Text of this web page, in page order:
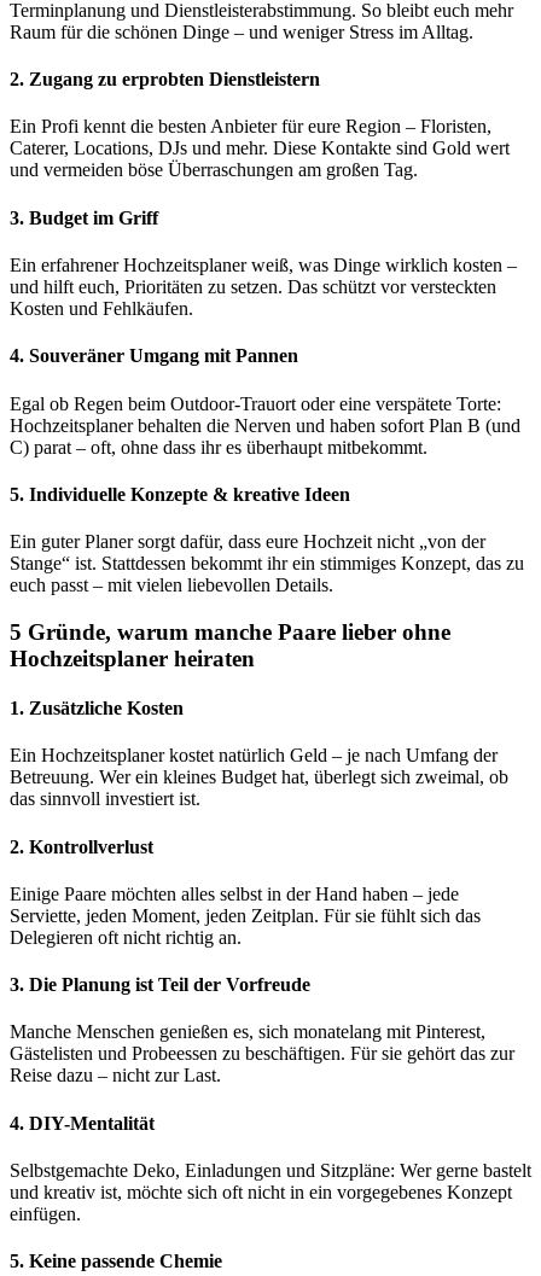
Terminplanung und Dienstleisterabstimmung. So bleibt euch mehr
Raum für die schönen Dinge – und weniger Stress im Alltag.
2. Zugang zu erprobten Dienstleistern
Ein Profi kennt die besten Anbieter für eure Region – Floristen,
Caterer, Locations, DJs und mehr. Diese Kontakte sind Gold wert
und vermeiden böse Überraschungen am großen Tag.
3. Budget im Griff
Ein erfahrener Hochzeitsplaner weiß, was Dinge wirklich kosten –
und hilft euch, Prioritäten zu setzen. Das schützt vor versteckten
Kosten und Fehlkäufen.
4. Souveräner Umgang mit Pannen
Egal ob Regen beim Outdoor-Trauort oder eine verspätete Torte:
Hochzeitsplaner behalten die Nerven und haben sofort Plan B (und
C) parat – oft, ohne dass ihr es überhaupt mitbekommt.
5. Individuelle Konzepte & kreative Ideen
Ein guter Planer sorgt dafür, dass eure Hochzeit nicht „von der
Stange“ ist. Stattdessen bekommt ihr ein stimmiges Konzept, das zu
euch passt – mit vielen liebevollen Details.
5 Gründe, warum manche Paare lieber ohne
Hochzeitsplaner heiraten
1. Zusätzliche Kosten
Ein Hochzeitsplaner kostet natürlich Geld – je nach Umfang der
Betreuung. Wer ein kleines Budget hat, überlegt sich zweimal, ob
das sinnvoll investiert ist.
2. Kontrollverlust
Einige Paare möchten alles selbst in der Hand haben – jede
Serviette, jeden Moment, jeden Zeitplan. Für sie fühlt sich das
Delegieren oft nicht richtig an.
3. Die Planung ist Teil der Vorfreude
Manche Menschen genießen es, sich monatelang mit Pinterest,
Gästelisten und Probeessen zu beschäftigen. Für sie gehört das zur
Reise dazu – nicht zur Last.
4. DIY-Mentalität
Selbstgemachte Deko, Einladungen und Sitzpläne: Wer gerne bastelt
und kreativ ist, möchte sich oft nicht in ein vorgegebenes Konzept
einfügen.
5. Keine passende Chemie